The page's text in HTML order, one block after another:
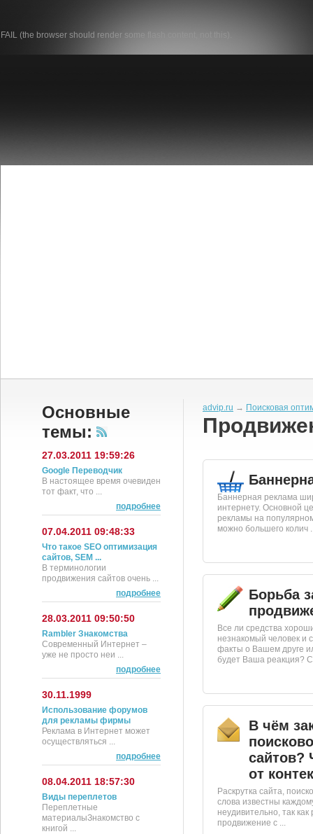
FAIL (the browser should render some flash content, not this).
Основные
темы:
27.03.2011 19:59:26
Google Переводчик
В настоящее время очевиден
тот факт, что ...
подробнее
07.04.2011 09:48:33
Что такое SEO оптимизация
сайтов, SEM ...
В терминологии
продвижения сайтов очень ...
подробнее
28.03.2011 09:50:50
Rambler Знакомства
Современный Интернет –
уже не просто неи ...
подробнее
30.11.1999
Использование форумов
для рекламы фирмы
Реклама в Интернет может
осуществляться ...
подробнее
08.04.2011 18:57:30
Виды переплетов
Переплетные
материалыЗнакомство с
книгой ...
advip.ru → Поисковая
Баннерная реклама
интернету. Основной
рекламы на
можно большего колич
Борьба
Все ли средства
незнакомый человек
факты о Вашем друге
будет Ваша реакция?
В чём
сайтов?
от
Раскрутка сайта,
слова известны
неудивительно, так
продвижение с ...